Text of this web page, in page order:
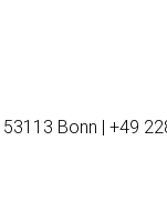
Bonn | +49